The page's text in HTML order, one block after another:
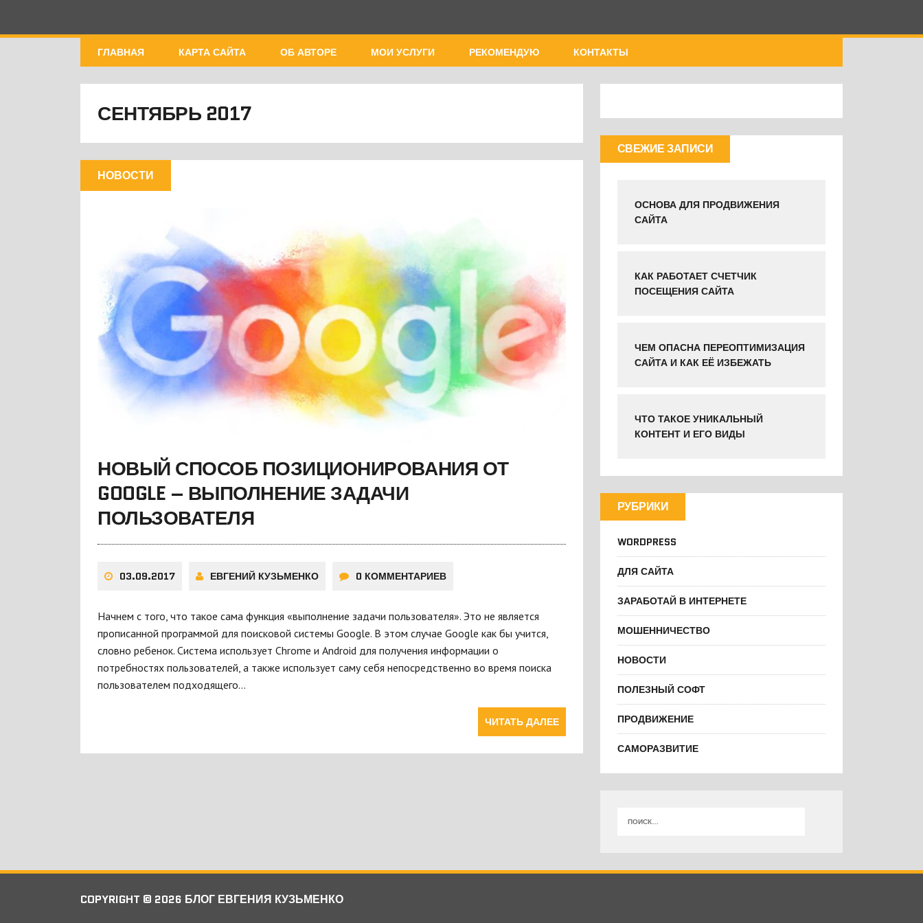
ГЛАВНАЯ КАРТА САЙТА ОБ АВТОРЕ МОИ УСЛУГИ РЕКОМЕНДУЮ КОНТАКТЫ
СЕНТЯБРЬ 2017
НОВОСТИ
НОВЫЙ СПОСОБ ПОЗИЦИОНИРОВАНИЯ ОТ
GOOGLE – ВЫПОЛНЕНИЕ ЗАДАЧИ
ПОЛЬЗОВАТЕЛЯ
03.09.2017 ЕВГЕНИЙ КУЗЬМЕНКО 0 КОММЕНТАРИЕВ
Начнем с того, что такое сама функция «выполнение задачи пользователя». Это не является
прописанной программой для поисковой системы Google. В этом случае Google как бы учится,
словно ребенок. Система использует Chrome и Android для получения информации о
потребностях пользователей, а также использует саму себя непосредственно во время поиска
пользователем подходящего…
ЧИТАТЬ ДАЛЕЕ
СВЕЖИЕ ЗАПИСИ
ОСНОВА ДЛЯ ПРОДВИЖЕНИЯ
САЙТА
КАК РАБОТАЕТ СЧЕТЧИК
ПОСЕЩЕНИЯ САЙТА
ЧЕМ ОПАСНА ПЕРЕОПТИМИЗАЦИЯ
САЙТА И КАК ЕЁ ИЗБЕЖАТЬ
ЧТО ТАКОЕ УНИКАЛЬНЫЙ
КОНТЕНТ И ЕГО ВИДЫ
РУБРИКИ
WORDPRESS
ДЛЯ САЙТА
ЗАРАБОТАЙ В ИНТЕРНЕТЕ
МОШЕННИЧЕСТВО
НОВОСТИ
ПОЛЕЗНЫЙ СОФТ
ПРОДВИЖЕНИЕ
САМОРАЗВИТИЕ
COPYRIGHT © 2026 БЛОГ ЕВГЕНИЯ КУЗЬМЕНКО